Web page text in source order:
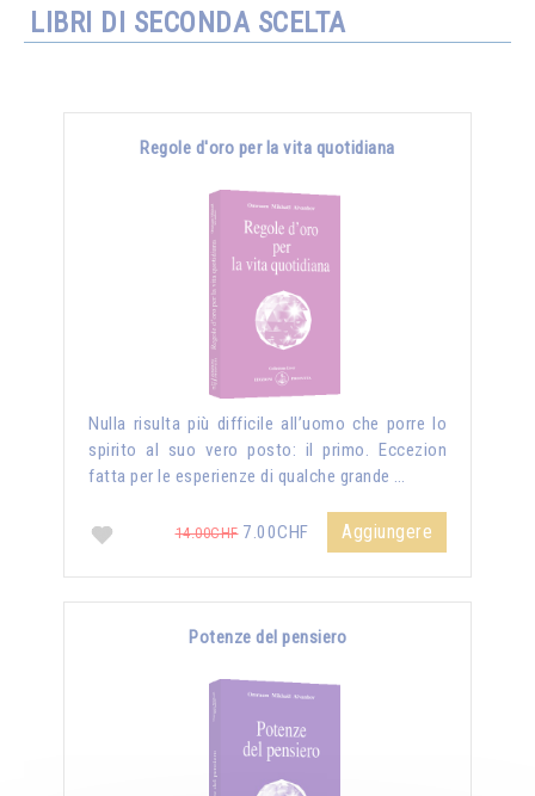
LIBRI DI SECONDA SCELTA
Regole d'oro per la vita quotidiana
Nulla risulta più difficile all’uomo che porre lo
spirito al suo vero posto: il primo. Eccezion
fatta per le esperienze di qualche grande …
14.00CHF7.00CHF Aggiungere
Potenze del pensiero